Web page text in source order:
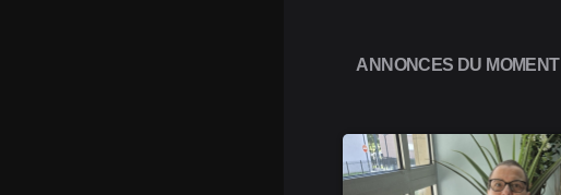
ANNONCES DU MOMENT